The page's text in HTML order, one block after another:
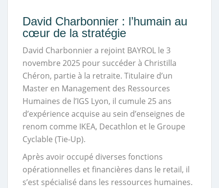
David Charbonnier : l’humain au
cœur de la stratégie
David Charbonnier a rejoint BAYROL le 3
novembre 2025 pour succéder à Christilla
Chéron, partie à la retraite. Titulaire d’un
Master en Management des Ressources
Humaines de l’IGS Lyon, il cumule 25 ans
d’expérience acquise au sein d’enseignes de
renom comme IKEA, Decathlon et le Groupe
Cyclable (Tie-Up).
Après avoir occupé diverses fonctions
opérationnelles et financières dans le retail, il
s’est spécialisé dans les ressources humaines.